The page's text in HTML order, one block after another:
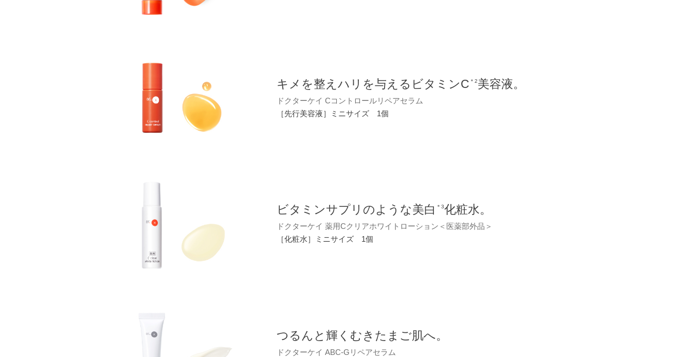
キメを整えハリを与えるビタミンC ＊2美容液。
ドクターケイ Cコントロールリペアセラム
［先行美容液］ミニサイズ 1個
ビタミンサプリのような美白 ＊3化粧水。
ドクターケイ 薬用Cクリアホワイトローション＜医薬部外品＞
［化粧水］ミニサイズ 1個
つるんと輝くむきたまご肌へ。
ドクターケイ ABC-Gリペアセラム